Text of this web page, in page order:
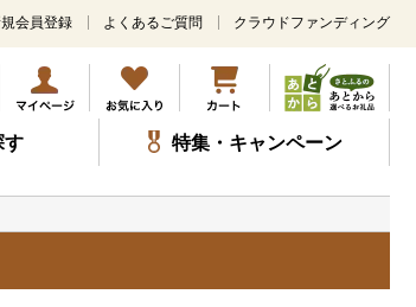
メ
ン
コ
ン
テ
ツ
ッ
会員登録 よくあるご質問 クラウドファンディング
す 特集・キャンペーン